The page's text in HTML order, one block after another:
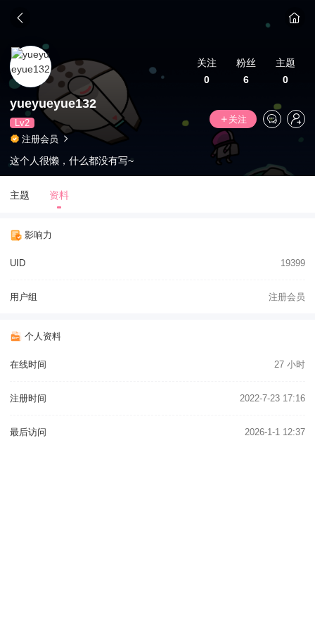
关注
0
粉丝
6
主题
0
yueyueyue132
Lv2
关注
注册会员
这个人很懒，什么都没有写~
主题 资料
影响力
UID 19399
用户组 注册会员
个人资料
在线时间 27 小时
注册时间 2022-7-23 17:16
最后访问 2026-1-1 12:37